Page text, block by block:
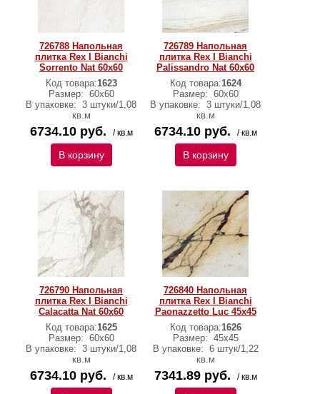
726788 Напольная
плитка Rex I Bianchi
Sorrento Nat 60x60
Код товара:1623
Размер: 60х60
В упаковке: 3 штуки/1,08
кв.м
6734.10 руб. / кв.м
В корзину
726789 Напольная
плитка Rex I Bianchi
Palissandro Nat 60x60
Код товара:1624
Размер: 60х60
В упаковке: 3 штуки/1,08
кв.м
6734.10 руб. / кв.м
В корзину
726790 Напольная
плитка Rex I Bianchi
Calacatta Nat 60x60
Код товара:1625
Размер: 60х60
В упаковке: 3 штуки/1,08
кв.м
6734.10 руб. / кв.м
726840 Напольная
плитка Rex I Bianchi
Paonazzetto Luc 45x45
Код товара:1626
Размер: 45х45
В упаковке: 6 штук/1,22
кв.м
7341.89 руб. / кв.м